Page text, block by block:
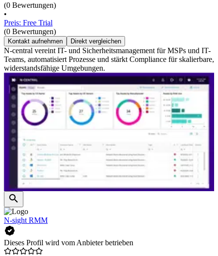
(0 Bewertungen)
•
Preis: Free Trial
(0 Bewertungen)
Kontakt aufnehmen Direkt vergleichen
N-central vereint IT- und Sicherheitsmanagement für MSPs und IT-
Teams, automatisiert Prozesse und stärkt Compliance für skalierbare,
widerstandsfähige Umgebungen.
N-sight RMM
Dieses Profil wird vom Anbieter betrieben